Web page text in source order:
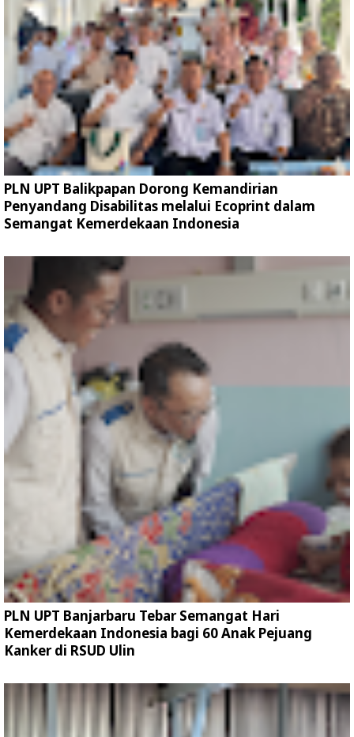
PLN UPT Balikpapan Dorong Kemandirian
Penyandang Disabilitas melalui Ecoprint dalam
Semangat Kemerdekaan Indonesia
PLN UPT Banjarbaru Tebar Semangat Hari
Kemerdekaan Indonesia bagi 60 Anak Pejuang
Kanker di RSUD Ulin